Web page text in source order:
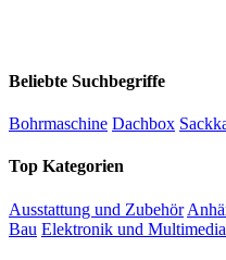
Beliebte Suchbegriffe
Bohrmaschine Dachbox
Top Kategorien
Ausstattung und Zubehör
Bau Elektronik und Multimedia